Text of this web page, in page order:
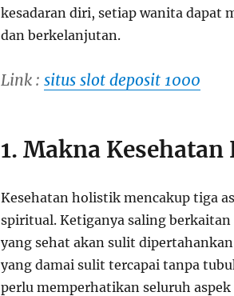
kesadaran diri, setiap wanita dapat
dan berkelanjutan.
Link : situs slot deposit 1000
1. Makna
Kesehatan holistik mencakup tiga
spiritual. Ketiganya saling
yang sehat akan sulit
yang damai sulit tercapai tanpa
perlu memperhatikan seluruh